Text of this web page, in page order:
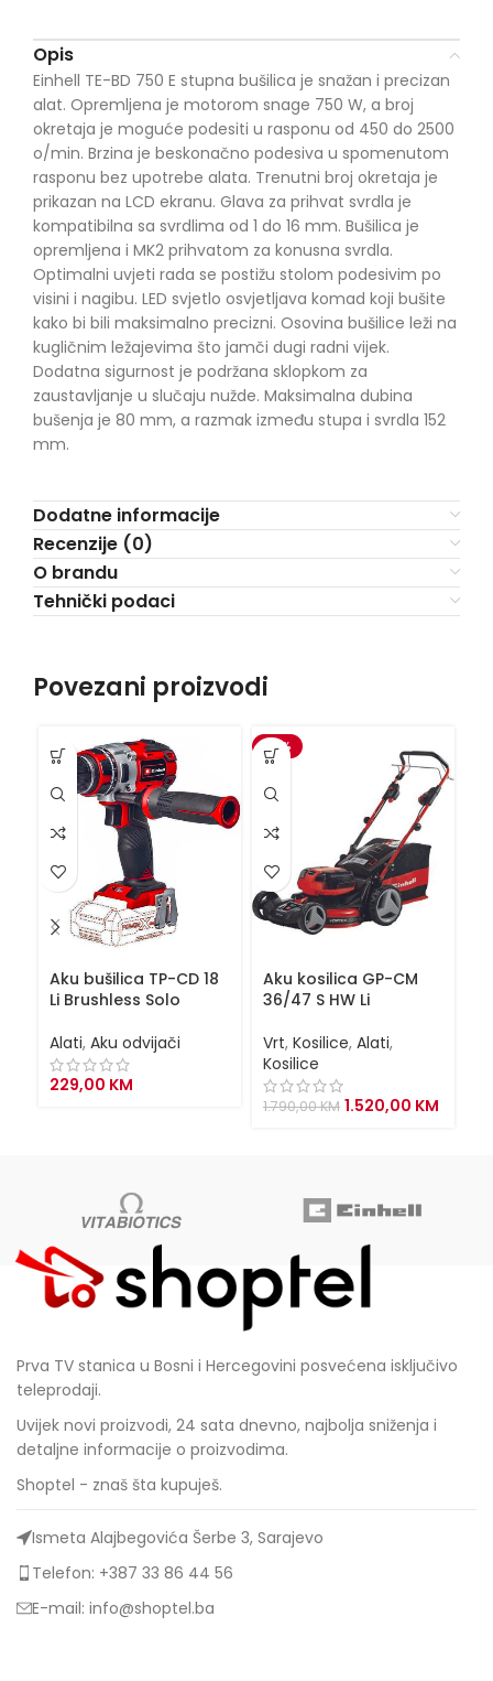
Opis
Einhell TE-BD 750 E stupna bušilica je snažan i precizan
alat. Opremljena je motorom snage 750 W, a broj
okretaja je moguće podesiti u rasponu od 450 do 2500
o/min. Brzina je beskonačno podesiva u spomenutom
rasponu bez upotrebe alata. Trenutni broj okretaja je
prikazan na LCD ekranu. Glava za prihvat svrdla je
kompatibilna sa svrdlima od 1 do 16 mm. Bušilica je
opremljena i MK2 prihvatom za konusna svrdla.
Optimalni uvjeti rada se postižu stolom podesivim po
visini i nagibu. LED svjetlo osvjetljava komad koji bušite
kako bi bili maksimalno precizni. Osovina bušilice leži na
kugličnim ležajevima što jamči dugi radni vijek.
Dodatna sigurnost je podržana sklopkom za
zaustavljanje u slučaju nužde. Maksimalna dubina
bušenja je 80 mm, a razmak između stupa i svrdla 152
mm.
Dodatne informacije
Recenzije (0)
O brandu
Tehnički podaci
Povezani proizvodi
Aku bušilica TP-CD 18
Li Brushless Solo
Alati, Aku odvijači
229,00 KM
-15%
Aku kosilica GP-CM
36/47 S HW Li
Vrt, Kosilice, Alati,
Kosilice
1.790,00KM Original
1.520,00 KM
Prva TV stanica u Bosni i Hercegovini posvećena isključivo
teleprodaji.
Uvijek novi proizvodi, 24 sata dnevno, najbolja sniženja i
detaljne informacije o proizvodima.
Shoptel - znaš šta kupuješ.
Ismeta Alajbegovića Šerbe 3, Sarajevo
Telefon: +387 33 86 44 56
E-mail: info@shoptel.ba